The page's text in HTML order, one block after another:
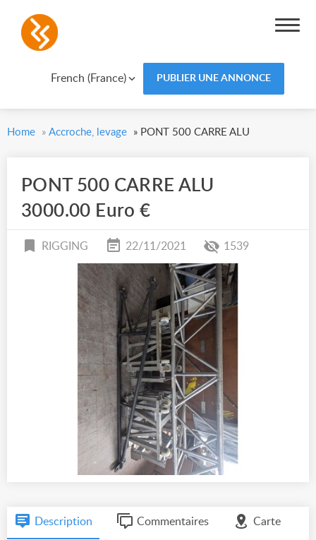
French (France) PUBLIER UNE ANNONCE
Home » Accroche, levage » PONT 500 CARRE ALU
PONT 500 CARRE ALU
3000.00 Euro €
RIGGING 22/11/2021 1539
Description Commentaires Carte